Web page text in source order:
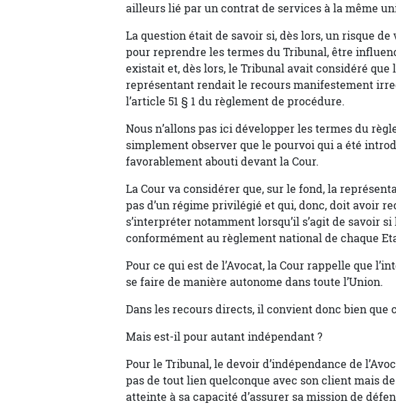
ailleurs lié par un contrat de services à la même
La question était de savoir si, dès lors, un risque
pour reprendre les termes du Tribunal, être
existait et, dès lors, le Tribunal avait considéré
représentant rendait le recours manifestement
l’article 51 § 1 du règlement de procédure.
Nous n’allons pas ici développer les termes du
simplement observer que le pourvoi qui a été
favorablement abouti devant la Cour.
La Cour va considérer que, sur le fond, la
pas d’un régime privilégié et qui, donc, doit avoir
s’interpréter notamment lorsqu’il s’agit de savoir
conformément au règlement national de chaque
Pour ce qui est de l’Avocat, la Cour rappelle que
se faire de manière autonome dans toute l’Union.
Dans les recours directs, il convient donc bien que
Mais est-il pour autant indépendant ?
Pour le Tribunal, le devoir d’indépendance de
pas de tout lien quelconque avec son client mais
atteinte à sa capacité d’assurer sa mission de